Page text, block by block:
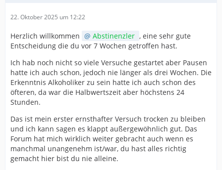
22. Oktober 2025 um 12:22
Herzlich willkommen Abstinenzler , eine sehr gute
Entscheidung die du vor 7 Wochen getroffen hast.
Ich hab noch nicht so viele Versuche gestartet aber Pausen
hatte ich auch schon, jedoch nie länger als drei Wochen. Die
Erkenntnis Alkoholiker zu sein hatte ich auch schon des
öfteren, da war die Halbwertszeit aber höchstens 24
Stunden.
Das ist mein erster ernsthafter Versuch trocken zu bleiben
und ich kann sagen es klappt außergewöhnlich gut. Das
Forum hat mich wirklich weiter gebracht auch wenn es
manchmal unangenehm ist/war, du hast alles richtig
gemacht hier bist du nie alleine.